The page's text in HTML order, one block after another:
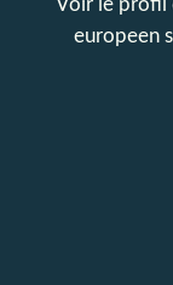
Voir le profil
europeen